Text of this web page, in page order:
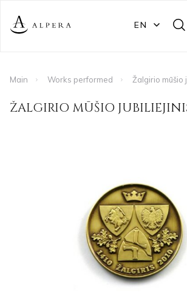
EN
Main Works performed Žalgirio mūšio
ŽALGIRIO MŪŠIO